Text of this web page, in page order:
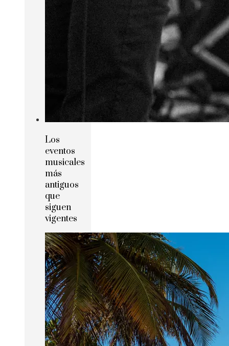
Los
eventos
musicales
más
antiguos
que
siguen
vigentes